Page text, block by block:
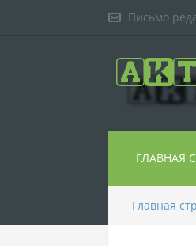
Письмо
ГЛАВНАЯ
Главная